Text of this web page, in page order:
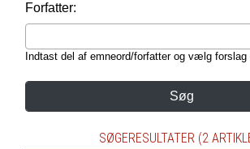
Forfatter:
Indtast del af emneord/forfatter og vælg forslag
Søg
SØGERESULTATER (2